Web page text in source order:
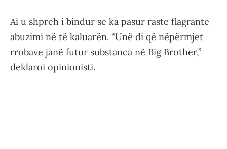
Ai u shpreh i bindur se ka pasur raste flagrante
abuzimi në të kaluarën. “Unë di që nëpërmjet
rrobave janë futur substanca në Big Brother,”
deklaroi opinionisti.